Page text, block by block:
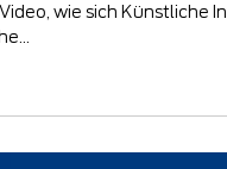
wie sich Künstliche